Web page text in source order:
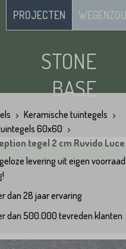
PROJECTEN
STONE
BASE
Keramische tuintegels
60x60
tegel 2 cm Ruvido Luce
levering uit eigen
dan 28 jaar ervaring
dan 500.000 tevreden klanten